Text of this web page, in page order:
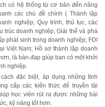
có hệ thống từ cơ bản đến nâng
các chủ đề chính ( Thành lập
nghiệp; Quy trình, thủ tục, các
trúc doanh nghiệp; Giải thể và phá
phát sinh trong doanh nghiệp; FDI
Việt Nam; Hồ sơ thành lập doanh
là bàn đạp giúp bạn có một khởi
nghiệp.
đặc biệt, áp dụng những tình
cấp các kiến thức để truyền tải
học viên rút ra được những bài
kỹ năng tốt hơn.